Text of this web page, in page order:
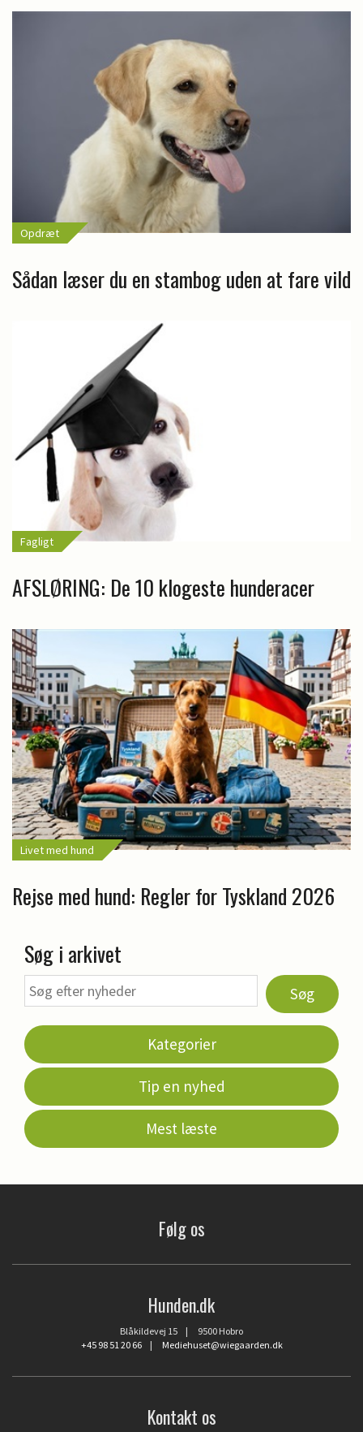
Opdræt
Sådan læser du en stambog uden at fare vild
Fagligt
AFSLØRING: De 10 klogeste hunderacer
Livet med hund
Rejse med hund: Regler for Tyskland 2026
Søg i arkivet
Søg
Kategorier
Tip en nyhed
Mest læste
Følg os
Hunden.dk
Blåkildevej 15 | 9500 Hobro
+45 98 51 20 66| Mediehuset@wiegaarden.dk
Kontakt os